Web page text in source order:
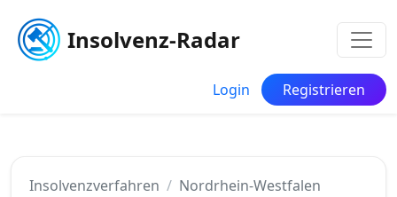
Insolvenz-Radar
Login Registrieren
Insolvenzverfahren
Nordrhein-Westfalen